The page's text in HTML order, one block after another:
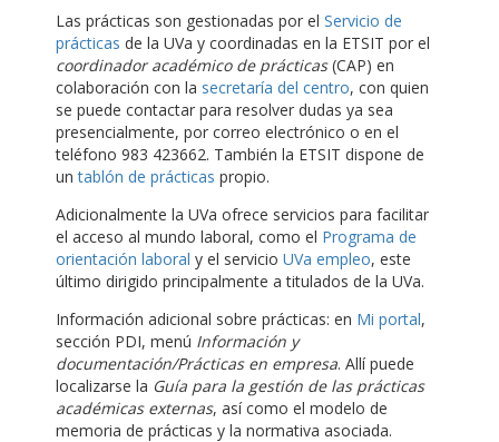
Las prácticas son gestionadas por el Servicio de
prácticas de la UVa y coordinadas en la ETSIT por el
coordinador académico de prácticas(CAP) en
colaboración con la secretaría del centro, con quien
se puede contactar para resolver dudas ya sea
presencialmente, por correo electrónico o en el
teléfono 983 423662. También la ETSIT dispone de
untablón de prácticas propio.
Adicionalmente la UVa ofrece servicios para facilitar
el acceso al mundo laboral, como el Programa de
orientación laboral y el servicio UVa empleo, este
último dirigido principalmente a titulados de la UVa.
Información adicional sobre prácticas: en Mi portal,
sección PDI, menú Información y
documentación/Prácticas en empresa. Allí puede
localizarse la Guía para la gestión de las prácticas
académicas externas, así como el modelo de
memoria de prácticas y la normativa asociada.